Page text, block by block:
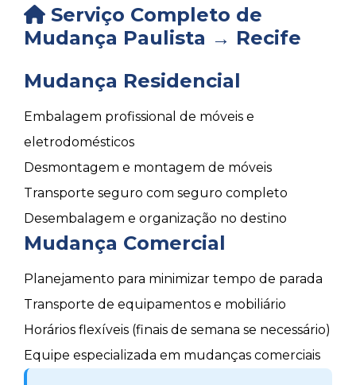
Serviço Completo de
Mudança Paulista → Recife
Mudança Residencial
Embalagem profissional de móveis e
eletrodomésticos
Desmontagem e montagem de móveis
Transporte seguro com seguro completo
Desembalagem e organização no destino
Mudança Comercial
Planejamento para minimizar tempo de parada
Transporte de equipamentos e mobiliário
Horários flexíveis (finais de semana se necessário)
Equipe especializada em mudanças comerciais